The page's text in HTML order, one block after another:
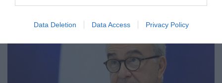
Data Deletion Data Access Privacy Policy